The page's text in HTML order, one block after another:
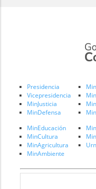
Presidencia
Vicepresidencia
MinJusticia
MinDefensa
MinEducación
MinCultura
MinAgricultura
MinAmbiente